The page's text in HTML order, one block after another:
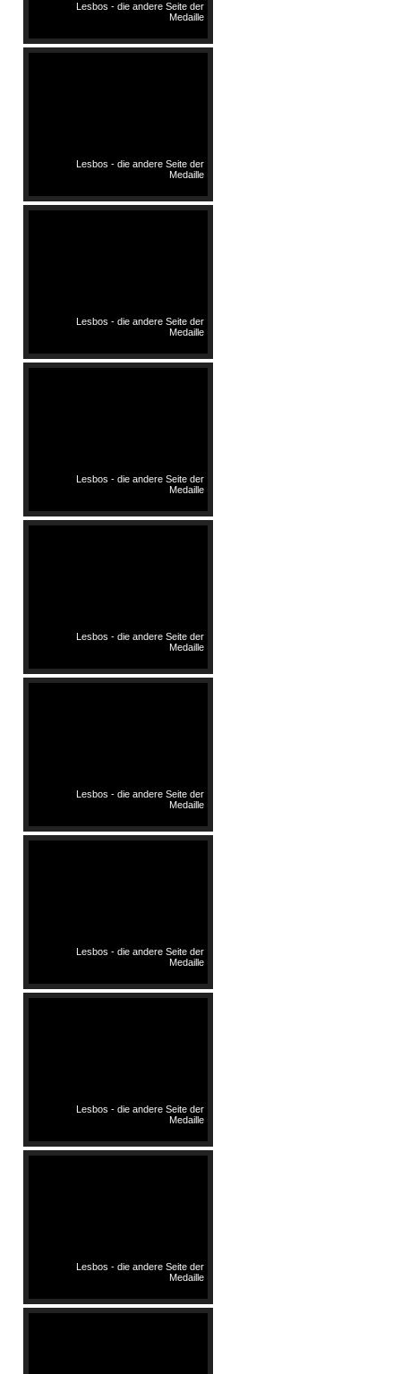
Lesbos - die andere Seite der
Medaille
Lesbos - die andere Seite der
Medaille
Lesbos - die andere Seite der
Medaille
Lesbos - die andere Seite der
Medaille
Lesbos - die andere Seite der
Medaille
Lesbos - die andere Seite der
Medaille
Lesbos - die andere Seite der
Medaille
Lesbos - die andere Seite der
Medaille
Lesbos - die andere Seite der
Medaille